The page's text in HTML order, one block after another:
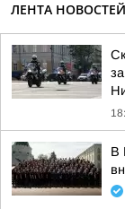
ЛЕНТА НОВОСТЕЙ
В